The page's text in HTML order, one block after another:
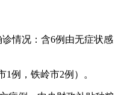
情况：含6例由无症状感
例，铁岭市2例）。